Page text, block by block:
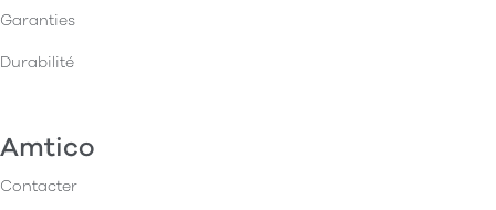
Garanties
Durabilité
Amtico
Contacter